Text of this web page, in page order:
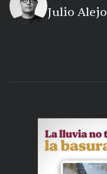
Julio Alejo